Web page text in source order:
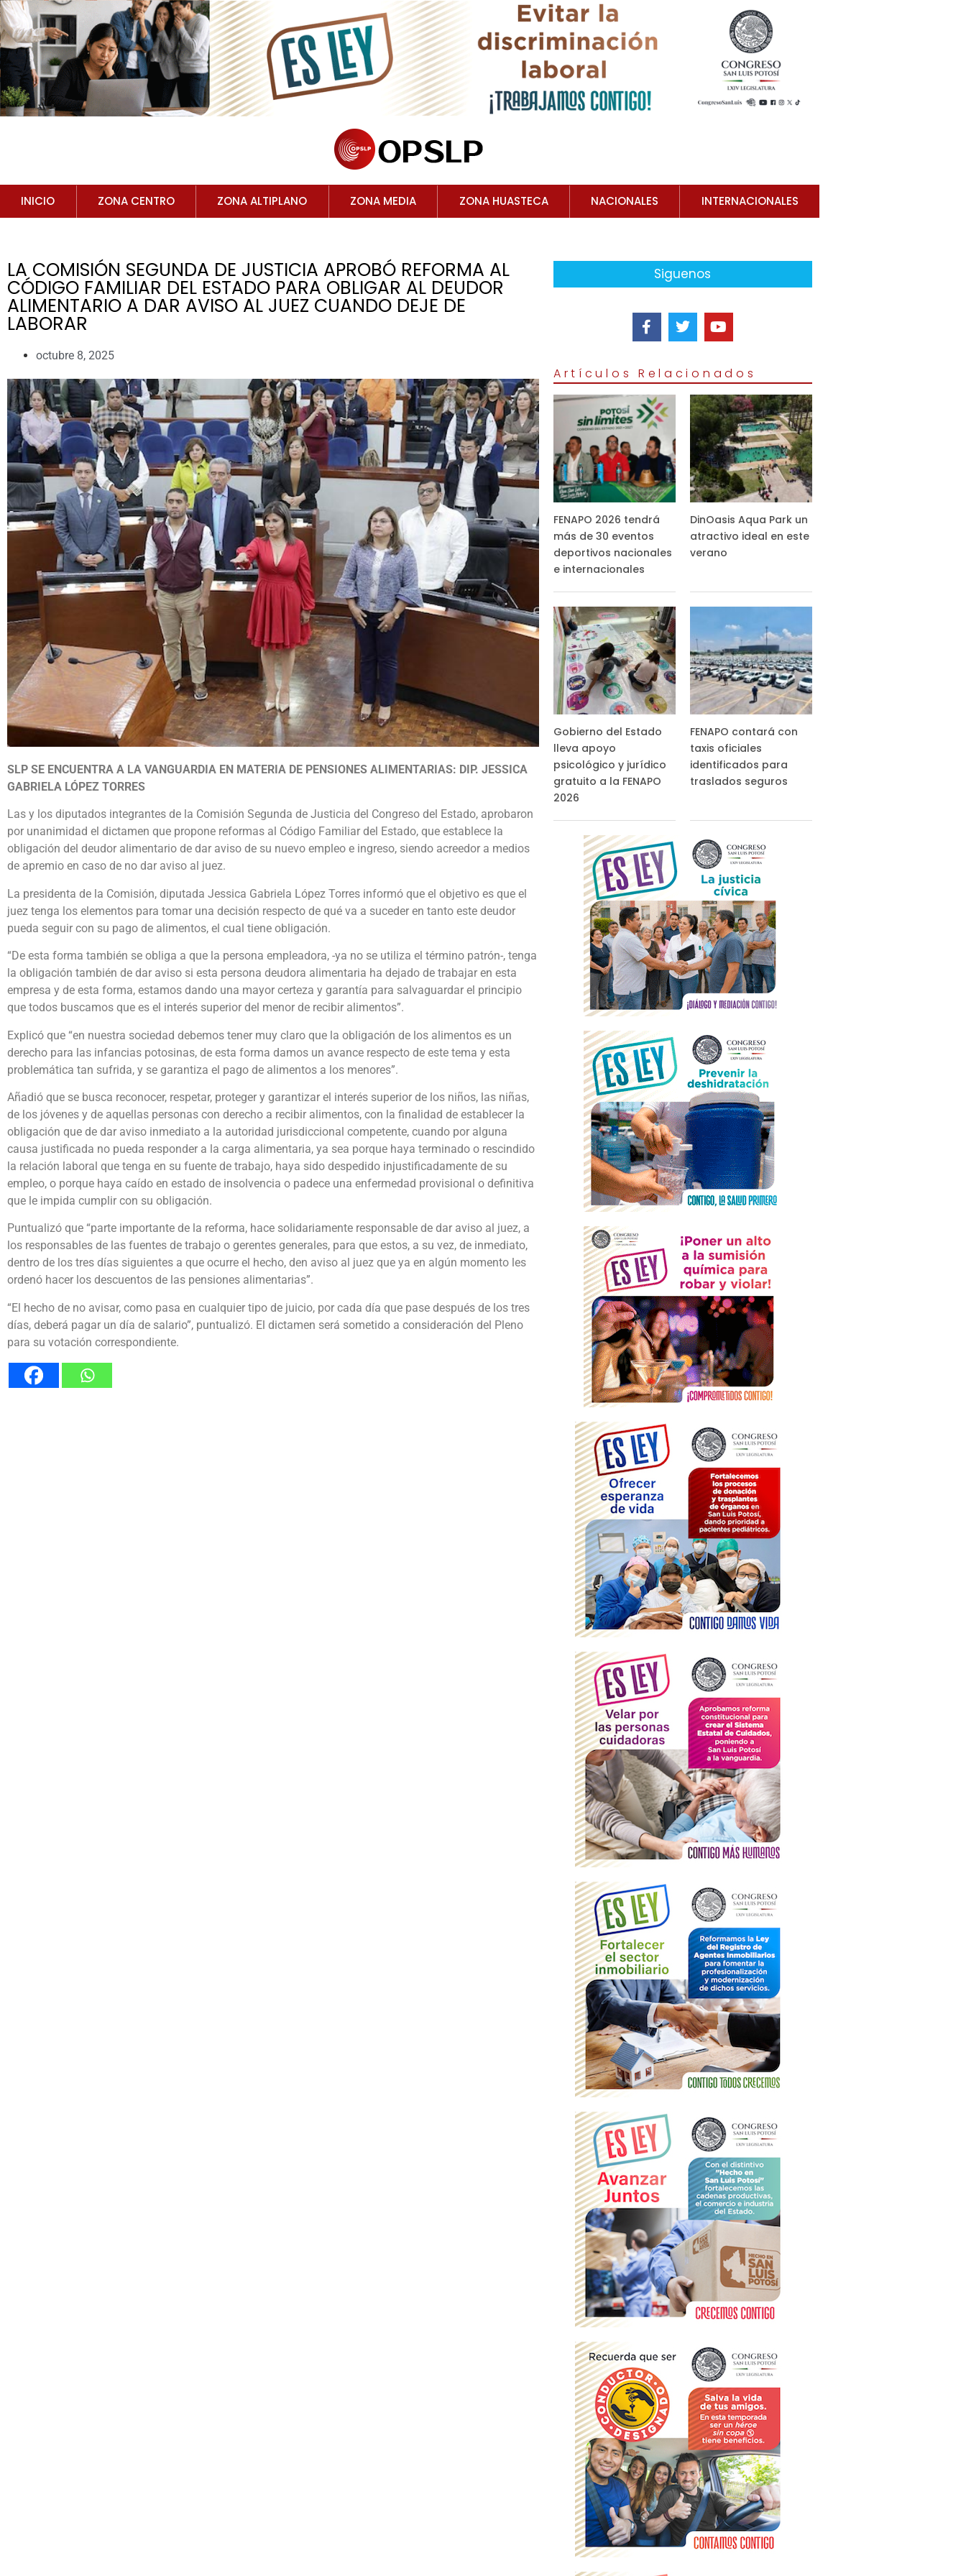
INICIO ZONA CENTRO ZONA ALTIPLANO ZONA MEDIA ZONA HUASTECA NACIONALES INTERNACIONALES
LA COMISIÓN SEGUNDA DE JUSTICIA APROBÓ REFORMA AL
CÓDIGO FAMILIAR DEL ESTADO PARA OBLIGAR AL DEUDOR
ALIMENTARIO A DAR AVISO AL JUEZ CUANDO DEJE DE
LABORAR
octubre 8, 2025
SLP SE ENCUENTRA A LA VANGUARDIA EN MATERIA DE PENSIONES ALIMENTARIAS: DIP. JESSICA
GABRIELA LÓPEZ TORRES
Las y los diputados integrantes de la Comisión Segunda de Justicia del Congreso del Estado, aprobaron
por unanimidad el dictamen que propone reformas al Código Familiar del Estado, que establece la
obligación del deudor alimentario de dar aviso de su nuevo empleo e ingreso, siendo acreedor a medios
de apremio en caso de no dar aviso al juez.
La presidenta de la Comisión, diputada Jessica Gabriela López Torres informó que el objetivo es que el
juez tenga los elementos para tomar una decisión respecto de qué va a suceder en tanto este deudor
pueda seguir con su pago de alimentos, el cual tiene obligación.
“De esta forma también se obliga a que la persona empleadora, -ya no se utiliza el término patrón-, tenga
la obligación también de dar aviso si esta persona deudora alimentaria ha dejado de trabajar en esta
empresa y de esta forma, estamos dando una mayor certeza y garantía para salvaguardar el principio
que todos buscamos que es el interés superior del menor de recibir alimentos”.
Explicó que “en nuestra sociedad debemos tener muy claro que la obligación de los alimentos es un
derecho para las infancias potosinas, de esta forma damos un avance respecto de este tema y esta
problemática tan sufrida, y se garantiza el pago de alimentos a los menores”.
Añadió que se busca reconocer, respetar, proteger y garantizar el interés superior de los niños, las niñas,
de los jóvenes y de aquellas personas con derecho a recibir alimentos, con la finalidad de establecer la
obligación que de dar aviso inmediato a la autoridad jurisdiccional competente, cuando por alguna
causa justificada no pueda responder a la carga alimentaria, ya sea porque haya terminado o rescindido
la relación laboral que tenga en su fuente de trabajo, haya sido despedido injustificadamente de su
empleo, o porque haya caído en estado de insolvencia o padece una enfermedad provisional o definitiva
que le impida cumplir con su obligación.
Puntualizó que “parte importante de la reforma, hace solidariamente responsable de dar aviso al juez, a
los responsables de las fuentes de trabajo o gerentes generales, para que estos, a su vez, de inmediato,
dentro de los tres días siguientes a que ocurre el hecho, den aviso al juez que ya en algún momento les
ordenó hacer los descuentos de las pensiones alimentarias”.
“El hecho de no avisar, como pasa en cualquier tipo de juicio, por cada día que pase después de los tres
días, deberá pagar un día de salario”, puntualizó. El dictamen será sometido a consideración del Pleno
para su votación correspondiente.
Siguenos
Artículos Relacionados
FENAPO 2026 tendrá
más de 30 eventos
deportivos nacionales
e internacionales
DinOasis Aqua Park un
atractivo ideal en este
verano
Gobierno del Estado
lleva apoyo
psicológico y jurídico
gratuito a la FENAPO
2026
FENAPO contará con
taxis oficiales
identificados para
traslados seguros